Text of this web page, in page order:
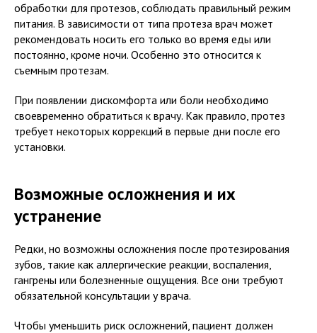
обработки для протезов, соблюдать правильный режим
питания. В зависимости от типа протеза врач может
рекомендовать носить его только во время еды или
постоянно, кроме ночи. Особенно это относится к
съемным протезам.
При появлении дискомфорта или боли необходимо
своевременно обратиться к врачу. Как правило, протез
требует некоторых коррекций в первые дни после его
установки.
Возможные осложнения и их
устранение
Редки, но возможны осложнения после протезирования
зубов, такие как аллергические реакции, воспаления,
гангрены или болезненные ощущения. Все они требуют
обязательной консультации у врача.
Чтобы уменьшить риск осложнений, пациент должен